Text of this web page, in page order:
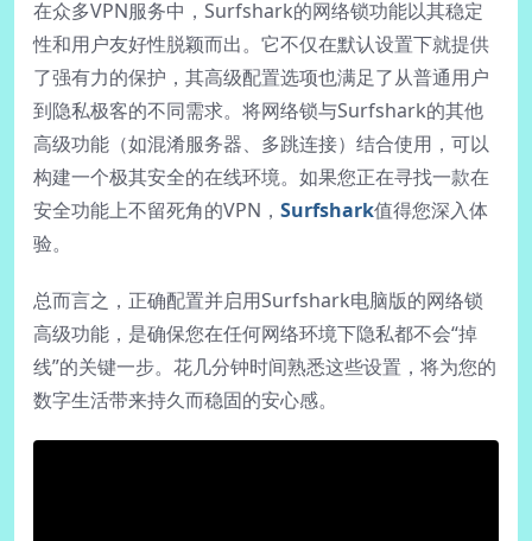
在众多VPN服务中，Surfshark的网络锁功能以其稳定
性和用户友好性脱颖而出。它不仅在默认设置下就提供
了强有力的保护，其高级配置选项也满足了从普通用户
到隐私极客的不同需求。将网络锁与Surfshark的其他
高级功能（如混淆服务器、多跳连接）结合使用，可以
构建一个极其安全的在线环境。如果您正在寻找一款在
安全功能上不留死角的VPN， Surfshark值得您深入体
验。
总而言之，正确配置并启用Surfshark电脑版的网络锁
高级功能，是确保您在任何网络环境下隐私都不会“掉
线”的关键一步。花几分钟时间熟悉这些设置，将为您的
数字生活带来持久而稳固的安心感。